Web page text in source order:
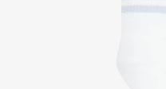
МЫ LACOSTE